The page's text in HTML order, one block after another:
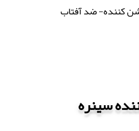
کننده- ضد آفتاب
سینره